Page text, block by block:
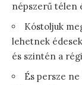
népszerű télen
Kóstoljuk
lehetnek
és szintén a
És persze